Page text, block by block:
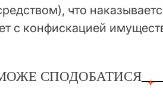
что
с конфискацией
СПОДОБАТИСЯ